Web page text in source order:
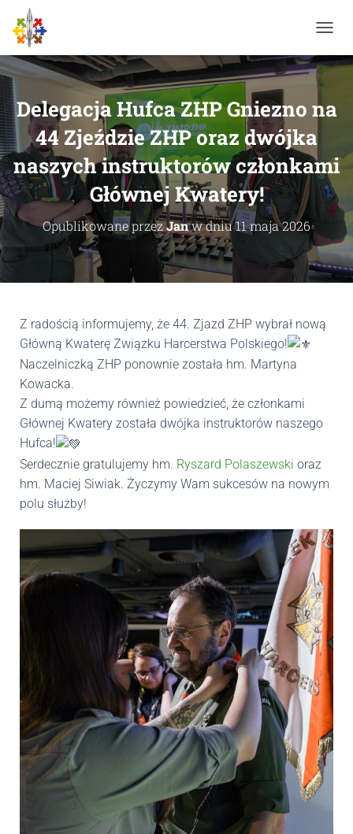
R
Z
Ą
N
A
W
C
J
Delegacja Hufca ZHP Gniezno na
44 Zjeździe ZHP oraz dwójka
naszych instruktorów członkami
Głównej Kwatery!
Opublikowane przezJanw dniu11 maja 2026
Z radością informujemy, że 44. Zjazd ZHP wybrał nową
Główną Kwaterę Związku Harcerstwa Polskiego!
Naczelniczką ZHP ponownie została hm. Martyna
Kowacka.
Z dumą możemy również powiedzieć, że członkami
Głównej Kwatery została dwójka instruktorów naszego
Hufca!
Serdecznie gratulujemy hm. Ryszard Polaszewski oraz
hm. Maciej Siwiak. Życzymy Wam sukcesów na nowym
polu służby!